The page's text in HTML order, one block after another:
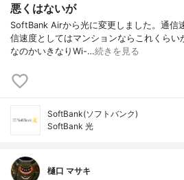
悪くはないが
SoftBank Airから光に変更しました。通信
信速度としてはマンションならこれくらい
なのかいきなりWi-…続きを見る
SoftBank(ソフトバンク)
SoftBank 光
樋口 マサキ